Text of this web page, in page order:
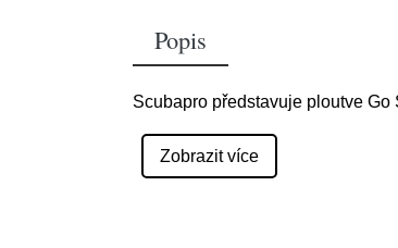
Popis
Scubapro představuje ploutve Go
Zobrazit více